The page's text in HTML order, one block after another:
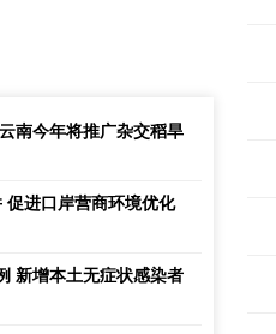
南今年将推广杂交稻旱
促进口岸营商环境优化
新增本土无症状感染者